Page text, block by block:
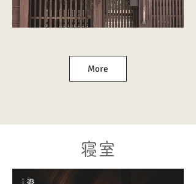
More
寝室